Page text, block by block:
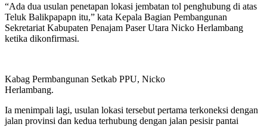
“Ada dua usulan penetapan lokasi jembatan tol penghubung di atas
Teluk Balikpapapn itu,” kata Kepala Bagian Pembangunan
Sekretariat Kabupaten Penajam Paser Utara Nicko Herlambang
ketika dikonfirmasi.
Kabag Permbangunan Setkab PPU, Nicko
Herlambang.
Ia menimpali lagi, usulan lokasi tersebut pertama terkoneksi dengan
jalan provinsi dan kedua terhubung dengan jalan pesisir pantai